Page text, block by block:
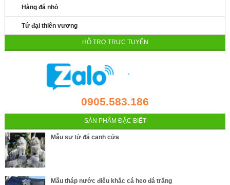
Hàng đá nhỏ
Tứ đại thiên vương
HỖ TRỢ TRỰC TUYẾN
0905.583.186
SẢN PHẨM ĐẶC BIỆT
Mẫu sư tử đá canh cửa
Mẫu tháp nước điêu khắc cá heo đá trắng